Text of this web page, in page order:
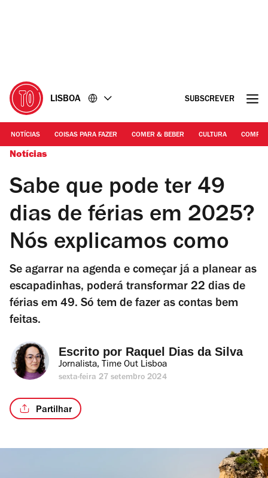
LISBOA SUBSCREVER
NOTÍCIAS COISAS PARA FAZER COMER & BEBER CULTURA
Notícias
Sabe que pode ter 49
dias de férias em 2025?
Nós explicamos como
Se agarrar na agenda e começar já a planear as
escapadinhas, poderá transformar 22 dias de
férias em 49. Só tem de fazer as contas bem
feitas.
Escrito por Raquel Dias da Silva
Jornalista, Time Out Lisboa
sexta-feira 27 setembro 2024
Partilhar